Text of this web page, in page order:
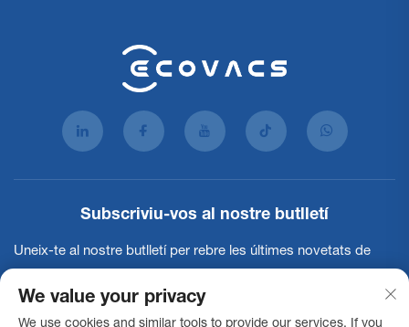
Subscriviu-vos al nostre butlletí
Uneix-te al nostre butlletí per rebre les últimes novetats de
We value your privacy
We use cookies and similar tools to provide our services. If you